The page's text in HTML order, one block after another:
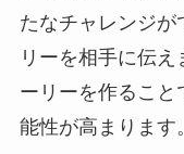
たなチャレンジが
リーを相手に伝
ーリーを作るこ
能性が高まります。